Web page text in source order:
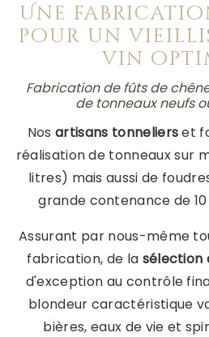
Une
pour un
vin
Fabrication de fûts de
de tonneaux neufs
Nosartisans tonnelierset
réalisation de tonneaux sur
litres) mais aussi de
grande contenance de
Assurant par nous-même
fabrication, de la sélection
d'exception au contrôle
blondeur caractéristique
bières, eaux de vie et